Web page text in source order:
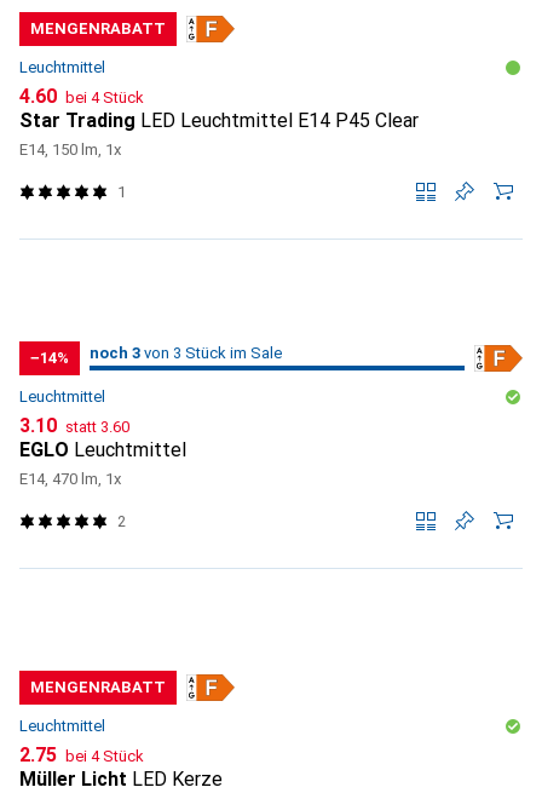
MENGENRABATT
Leuchtmittel
CHF
4.60 bei 4 Stück
Star Trading LED Leuchtmittel E14 P45 Clear
E14, 150 lm, 1x
1
−14% 3 / 3
3 / 3 im Sale
noch 3 von 3 Stück im Sale
Leuchtmittel
CHF
3.10 statt CHF
3.60
EGLO Leuchtmittel
E14, 470 lm, 1x
2
MENGENRABATT
Leuchtmittel
CHF
2.75 bei 4 Stück
Müller Licht LED Kerze